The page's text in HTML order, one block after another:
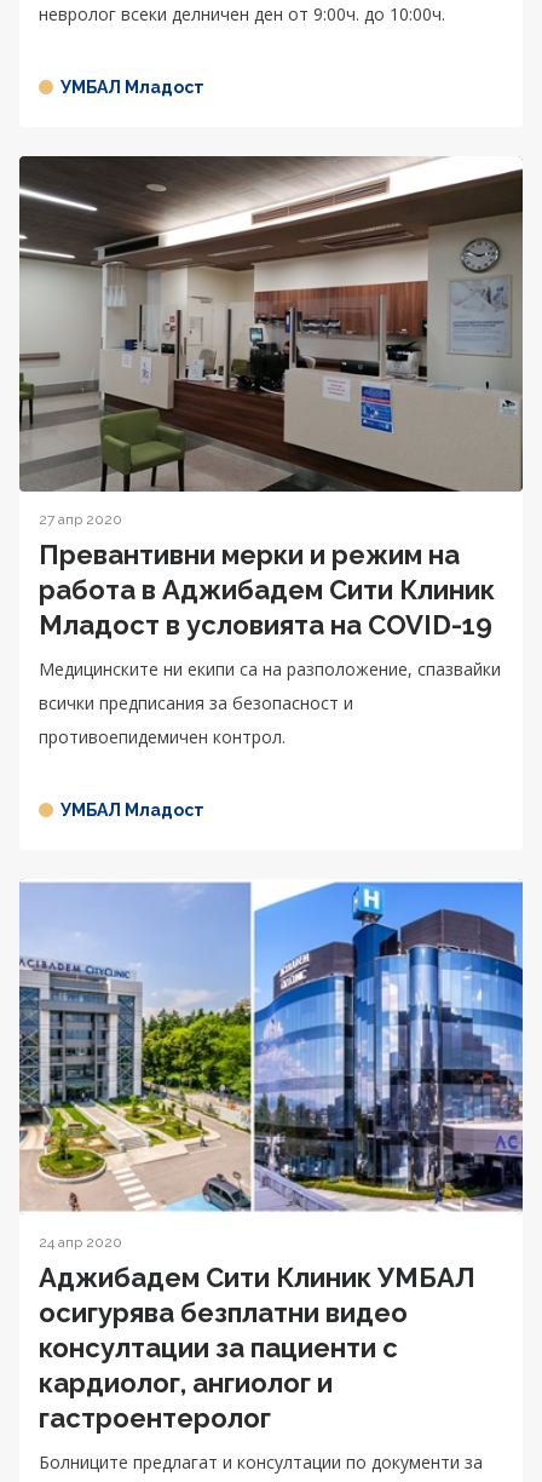
невролог всеки делничен ден от 9:00ч. до 10:00ч.
УМБАЛ Младост
27 апр 2020
Превантивни мерки и режим на
работа в Аджибадем Сити Клиник
Младост в условията на COVID-19
Медицинските ни екипи са на разположение, спазвайки
всички предписания за безопасност и
противоепидемичен контрол.
УМБАЛ Младост
24 апр 2020
Аджибадем Сити Клиник УМБАЛ
осигурява безплатни видео
консултации за пациенти с
кардиолог, ангиолог и
гастроентеролог
Болниците предлагат и консултации по документи за